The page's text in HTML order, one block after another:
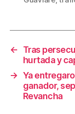
o
k
←
Tras
hurtada y
→ Ya
ganador,
Revancha